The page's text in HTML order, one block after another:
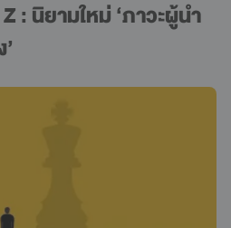
: นิยามใหม่ ‘ภาวะผู้นำ